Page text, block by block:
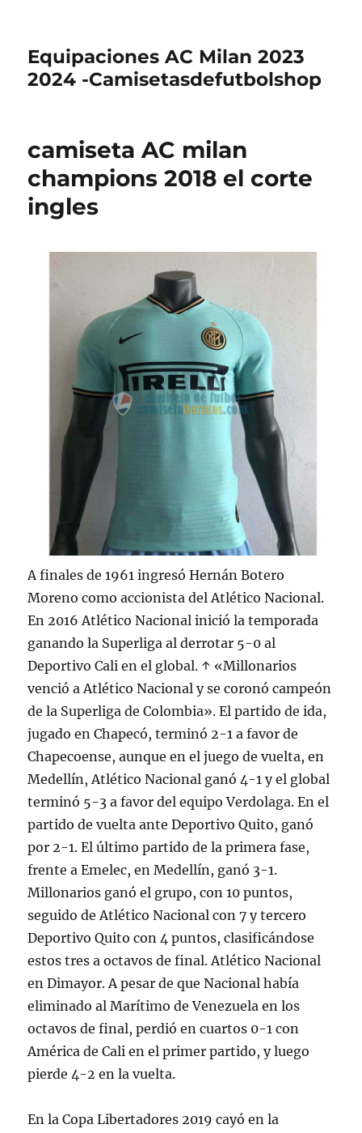
Equipaciones AC Milan 2023
2024 -Camisetasdefutbolshop
camiseta AC milan
champions 2018 el corte
ingles
A finales de 1961 ingresó Hernán Botero
Moreno como accionista del Atlético Nacional.
En 2016 Atlético Nacional inició la temporada
ganando la Superliga al derrotar 5-0 al
Deportivo Cali en el global. ↑ «Millonarios
venció a Atlético Nacional y se coronó campeón
de la Superliga de Colombia». El partido de ida,
jugado en Chapecó, terminó 2-1 a favor de
Chapecoense, aunque en el juego de vuelta, en
Medellín, Atlético Nacional ganó 4-1 y el global
terminó 5-3 a favor del equipo Verdolaga. En el
partido de vuelta ante Deportivo Quito, ganó
por 2-1. El último partido de la primera fase,
frente a Emelec, en Medellín, ganó 3-1.
Millonarios ganó el grupo, con 10 puntos,
seguido de Atlético Nacional con 7 y tercero
Deportivo Quito con 4 puntos, clasificándose
estos tres a octavos de final. Atlético Nacional
en Dimayor. A pesar de que Nacional había
eliminado al Marítimo de Venezuela en los
octavos de final, perdió en cuartos 0-1 con
América de Cali en el primer partido, y luego
pierde 4-2 en la vuelta.
En la Copa Libertadores 2019 cayó en la